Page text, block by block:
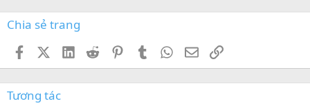
Chia sẻ trang
FacebookX (Twitter)
LinkedIn
Reddit PinterestTumblr WhatsApp
EmailLink
Tương tác